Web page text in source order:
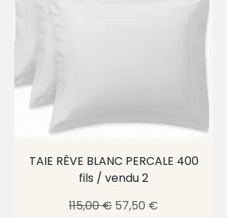
TAIE RÊVE BLANC PERCALE 400
fils / vendu 2
Prix original
115,00 € Prix promotionnel
57,50 €